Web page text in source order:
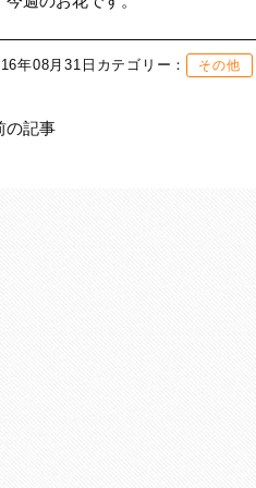
年08月31日 カテゴリー： その他
の記事